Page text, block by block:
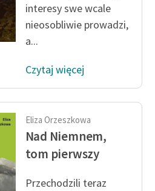
interesy swe wcale
nieosobliwie prowadzi,
a...
Czytaj więcej
Eliza Orzeszkowa
Nad Niemnem,
tom pierwszy
Przechodzili teraz